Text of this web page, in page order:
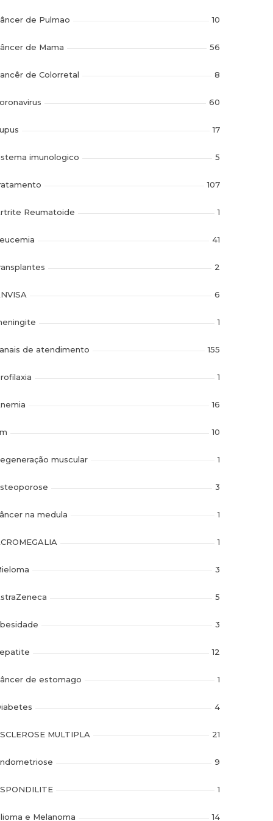
de Pulmao 10
de Mama 56
de Colorretal 8
60
17
imunologico 5
107
Reumatoide 1
41
2
6
1
de atendimento 155
1
16
10
muscular 1
3
na medula 1
1
3
5
3
12
de estomago 1
4
MULTIPLA 21
9
1
e Melanoma 14